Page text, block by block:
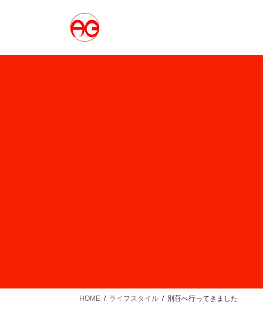
HOME ライフスタイル 別荘へ行ってきました